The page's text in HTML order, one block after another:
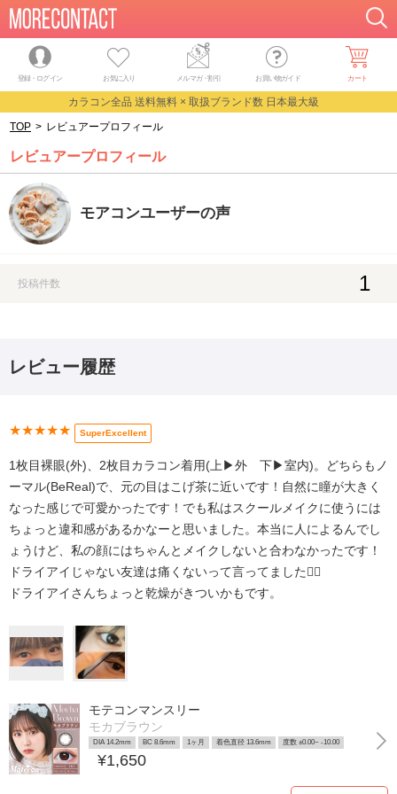
登録・ログイン お気に入り メルマガ・割引 お買い物ガイド カート
カラコン全品 送料無料 × 取扱ブランド数 日本最大級
TOP > レビュアープロフィール
レビュアープロフィール
モアコンユーザーの声
投稿件数 1
レビュー履歴
★★★★★ SuperExcellent
1枚目裸眼(外)、2枚目カラコン着用(上▶︎外 下▶︎室内)。どちらもノ
ーマル(BeReal)で、元の目はこげ茶に近いです！自然に瞳が大きく
なった感じで可愛かったです！でも私はスクールメイクに使うには
ちょっと違和感があるかなーと思いました。本当に人によるんでし
ょうけど、私の顔にはちゃんとメイクしないと合わなかったです！
ドライアイじゃない友達は痛くないって言ってました👍🏻
ドライアイさんちょっと乾燥がきついかもです。
モテコンマンスリー
モカブラウン
DIA 14.2mm BC 8.6mm 1ヶ月 着色直径 13.6mm 度数 ±0.00~ -10.00
¥1,650